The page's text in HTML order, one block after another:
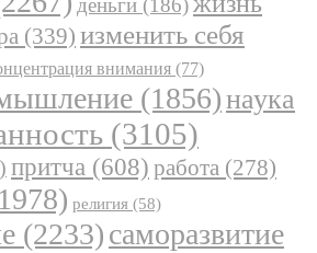
деньги (186)
(339) изменить себя
внимания (77)
(1856)наука
(3105)
притча (608) работа (278)
религия (58)
(2233)саморазвитие